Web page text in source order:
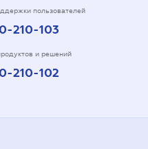
пользователей
210-103
и решений
210-102